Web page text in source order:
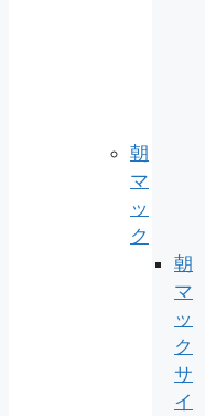
朝
マ
ッ
ク
朝
マ
ッ
ク
サ
イ